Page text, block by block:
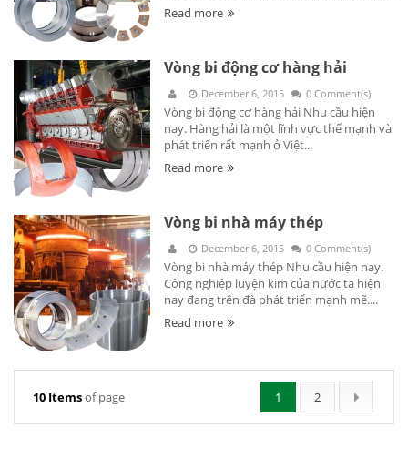
Read more
Vòng bi động cơ hàng hải
December 6, 2015 0 Comment(s)
Vòng bi động cơ hàng hải Nhu cầu hiện
nay. Hàng hải là một lĩnh vực thế mạnh và
phát triển rất mạnh ở Việt...
Read more
Vòng bi nhà máy thép
December 6, 2015 0 Comment(s)
Vòng bi nhà máy thép Nhu cầu hiện nay.
Công nghiệp luyện kim của nước ta hiện
nay đang trên đà phát triển mạnh mẽ....
Read more
10 Itemsof page 1 2